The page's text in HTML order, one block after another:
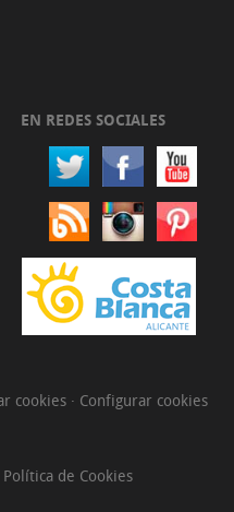
EN REDES SOCIALES
cookies · Configurar cookies
Política de Cookies